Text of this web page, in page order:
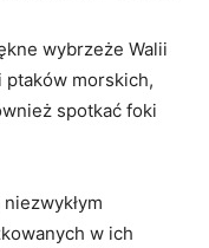
wybrzeże Walii
ptaków morskich,⁤
spotkać foki
w ich